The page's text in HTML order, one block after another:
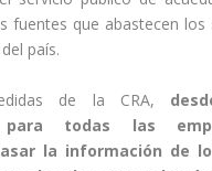
fuentes que abastecen los
país.
de la CRA,
para todas las
la información de